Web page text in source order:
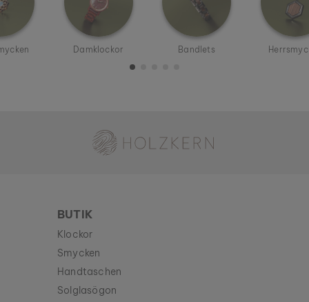
Damklockor Bandlets
BUTIK
Klockor
Smycken
Handtaschen
Solglasögon